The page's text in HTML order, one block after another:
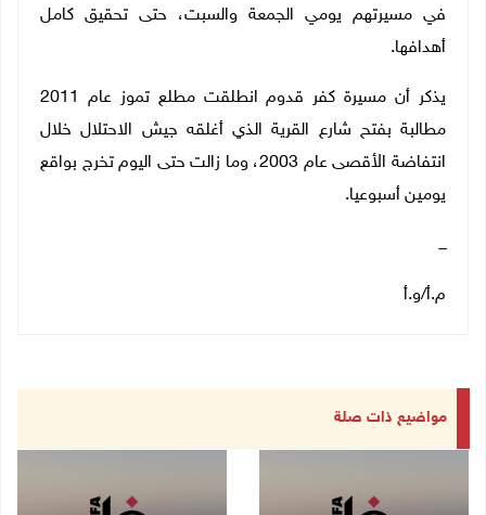
في مسيرتهم يومي الجمعة والسبت، حتى تحقيق كامل
أهدافها.
يذكر أن مسيرة كفر قدوم انطلقت مطلع تموز عام 2011
مطالبة بفتح شارع القرية الذي أغلقه جيش الاحتلال خلال
انتفاضة الأقصى عام 2003، وما زالت حتى اليوم تخرج بواقع
يومين أسبوعيا.
ـــ
م.أ/و.أ
مواضيع ذات صلة